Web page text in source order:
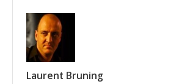
Laurent Bruning